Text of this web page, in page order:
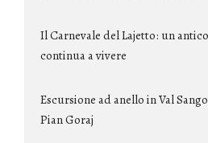
Il Carnevale del Lajetto: un
continua a vivere
Escursione ad anello in Val
Pian Goraj